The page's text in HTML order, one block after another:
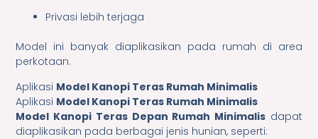
Privasi lebih terjaga
Model ini banyak diaplikasikan pada rumah di area
perkotaan.
Aplikasi Model Kanopi Teras Rumah Minimalis
Aplikasi Model Kanopi Teras Rumah Minimalis
Model Kanopi Teras Depan Rumah Minimalisdapat
diaplikasikan pada berbagai jenis hunian, seperti: